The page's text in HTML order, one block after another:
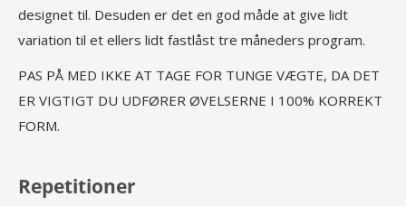
designet til. Desuden er det en god måde at give lidt
variation til et ellers lidt fastlåst tre måneders program.
PAS PÅ MED IKKE AT TAGE FOR TUNGE VÆGTE, DA DET
ER VIGTIGT DU UDFØRER ØVELSERNE I 100% KORREKT
FORM.
Repetitioner